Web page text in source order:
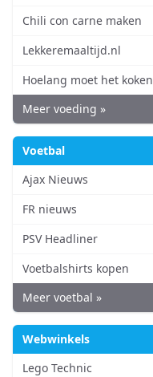
Chili con carne maken
Lekkeremaaltijd.nl
Hoelang moet het koken
Meer voeding »
Voetbal
Ajax Nieuws
FR nieuws
PSV Headliner
Voetbalshirts kopen
Meer voetbal »
Webwinkels
Lego Technic